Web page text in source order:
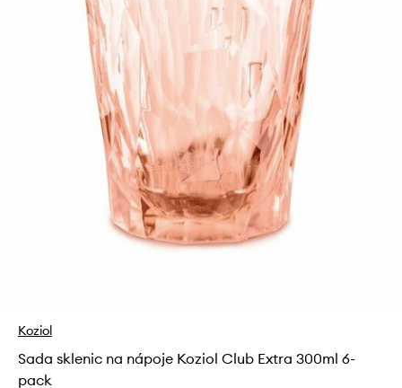
Koziol
Sada sklenic na nápoje Koziol Club Extra 300ml 6-
pack